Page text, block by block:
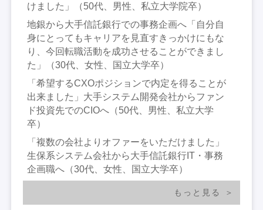
けました」（50代、男性、私立大学院卒）
地銀から大手信託銀行での事務企画へ「自分自
身にとってもキャリアを見直すきっかけにもな
り、今回転職活動を成功させることができまし
た」（30代、女性、国立大学卒）
「希望するCXOポジションで内定を得ることが
出来ました」大手システム開発会社からファン
ド投資先でのCIOへ（50代、男性、私立大学
卒）
「複数の会社よりオファーをいただけました」
生保系システム会社から大手信託銀行IT・事務
企画職へ（30代、女性、国立大学卒）
もっと見る